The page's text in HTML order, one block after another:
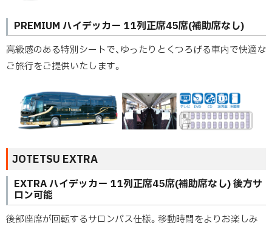
PREMIUM ハイデッカー 11列正席45席(補助席なし)
高級感のある特別シートで、ゆったりとくつろげる車内で快適な
ご旅行をご提供いたします。
JOTETSU EXTRA
EXTRA ハイデッカー 11列正席45席(補助席なし) 後方サ
ロン可能
後部座席が回転するサロンバス仕様。移動時間をよりお楽しみ